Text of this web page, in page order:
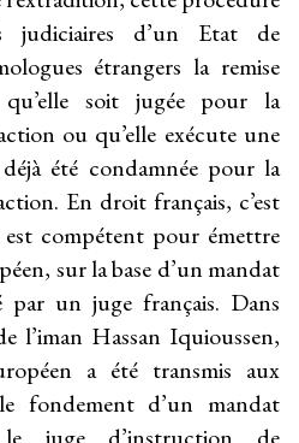
judiciaires d’un Etat de
étrangers la remise
soit jugée pour la
ou qu’elle exécute une
été condamnée pour la
En droit français, c’est
compétent pour émettre
sur la base d’un mandat
par un juge français. Dans
l’iman Hassan Iquioussen,
a été transmis aux
fondement d’un mandat
juge d’instruction de